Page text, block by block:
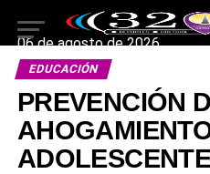
06 de agosto de 2026
EDUCACIÓN
PREVENCIÓN